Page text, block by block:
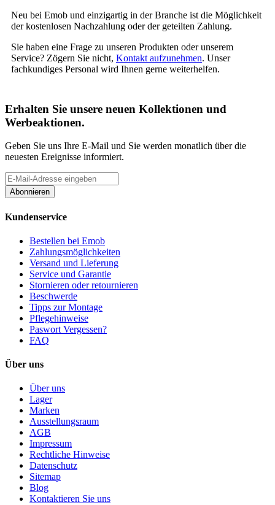
Neu bei Emob und einzigartig in der Branche ist die Möglichkeit
der kostenlosen Nachzahlung oder der geteilten Zahlung.
Sie haben eine Frage zu unseren Produkten oder unserem
Service? Zögern Sie nicht, Kontakt aufzunehmen. Unser
fachkundiges Personal wird Ihnen gerne weiterhelfen.
Erhalten Sie unsere neuen Kollektionen und
Werbeaktionen.
Geben Sie uns Ihre E-Mail und Sie werden monatlich über die
neuesten Ereignisse informiert.
Abonnieren
Kundenservice
Bestellen bei Emob
Zahlungsmöglichkeiten
Versand und Lieferung
Service und Garantie
Stornieren oder retournieren
Beschwerde
Tipps zur Montage
Pflegehinweise
Paswort Vergessen?
FAQ
Über uns
Über uns
Lager
Marken
Ausstellungsraum
AGB
Impressum
Rechtliche Hinweise
Datenschutz
Sitemap
Blog
Kontaktieren Sie uns